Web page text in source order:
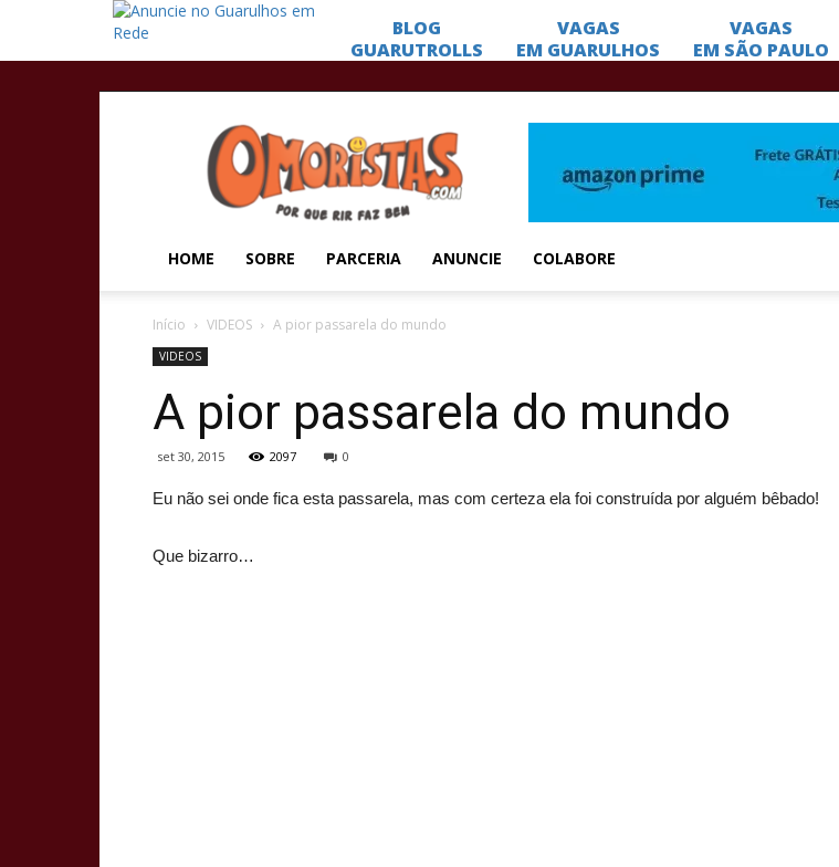
Omoristas
HOME SOBRE PARCERIA ANUNCIE COLABORE
Início VIDEOS A pior passarela do mundo
VIDEOS
A pior passarela do mundo
set 30, 2015 2097 0
Eu não sei onde fica esta passarela, mas com certeza ela foi construída por alguém bêbado!
Que bizarro…